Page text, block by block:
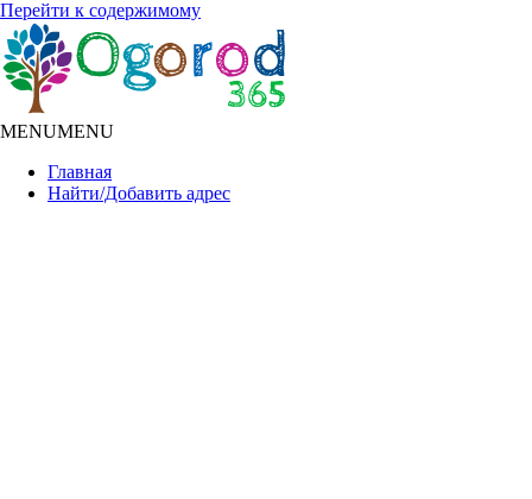
Перейти к содержимому
MENUMENU
Главная
Найти/Добавить адрес